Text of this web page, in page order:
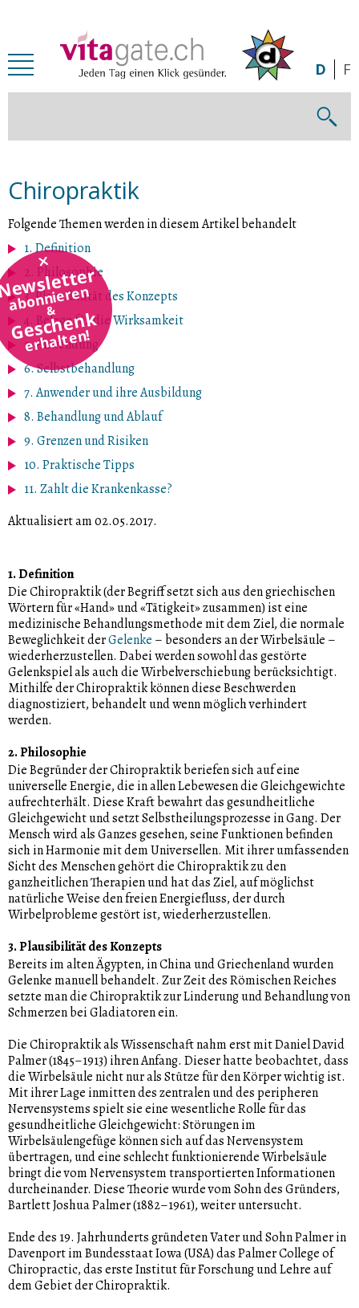
abonnieren
&
Geschenk
erhalten!
D F
Chiropraktik
Folgende Themen werden in diesem Artikel behandelt
1. Definition
2. Philosophie
3. Plausibilität des Konzepts
4. Belege für die Wirksamkeit
5. Anwendung
6. Selbstbehandlung
7. Anwender und ihre Ausbildung
8. Behandlung und Ablauf
9. Grenzen und Risiken
10. Praktische Tipps
11. Zahlt die Krankenkasse?
Aktualisiert am 02.05.2017.
1. Definition
Die Chiropraktik (der Begriff setzt sich aus den griechischen
Wörtern für «Hand» und «Tätigkeit» zusammen) ist eine
medizinische Behandlungsmethode mit dem Ziel, die normale
Beweglichkeit derGelenke – besonders an der Wirbelsäule –
wiederherzustellen. Dabei werden sowohl das gestörte
Gelenkspiel als auch die Wirbelverschiebung berücksichtigt.
Mithilfe der Chiropraktik können diese Beschwerden
diagnostiziert, behandelt und wenn möglich verhindert
werden.
2. Philosophie
Die Begründer der Chiropraktik beriefen sich auf eine
universelle Energie, die in allen Lebewesen die Gleichgewichte
aufrechterhält. Diese Kraft bewahrt das gesundheitliche
Gleichgewicht und setzt Selbstheilungsprozesse in Gang. Der
Mensch wird als Ganzes gesehen, seine Funktionen befinden
sich in Harmonie mit dem Universellen. Mit ihrer umfassenden
Sicht des Menschen gehört die Chiropraktik zu den
ganzheitlichen Therapien und hat das Ziel, auf möglichst
natürliche Weise den freien Energiefluss, der durch
Wirbelprobleme gestört ist, wiederherzustellen.
3. Plausibilität des Konzepts
Bereits im alten Ägypten, in China und Griechenland wurden
Gelenke manuell behandelt. Zur Zeit des Römischen Reiches
setzte man die Chiropraktik zur Linderung und Behandlung von
Schmerzen bei Gladiatoren ein.
Die Chiropraktik als Wissenschaft nahm erst mit Daniel David
Palmer (1845–1913) ihren Anfang. Dieser hatte beobachtet, dass
die Wirbelsäule nicht nur als Stütze für den Körper wichtig ist.
Mit ihrer Lage inmitten des zentralen und des peripheren
Nervensystems spielt sie eine wesentliche Rolle für das
gesundheitliche Gleichgewicht: Störungen im
Wirbelsäulengefüge können sich auf das Nervensystem
übertragen, und eine schlecht funktionierende Wirbelsäule
bringt die vom Nervensystem transportierten Informationen
durcheinander. Diese Theorie wurde vom Sohn des Gründers,
Bartlett Joshua Palmer (1882–1961), weiter untersucht.
Ende des 19. Jahrhunderts gründeten Vater und Sohn Palmer in
Davenport im Bundesstaat Iowa (USA) das Palmer College of
Chiropractic, das erste Institut für Forschung und Lehre auf
dem Gebiet der Chiropraktik.